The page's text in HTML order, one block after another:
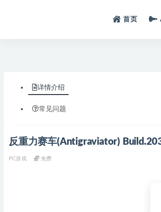
首页
详情介绍
常见问题
反重力赛车(Antigraviator)
PC游戏 免费